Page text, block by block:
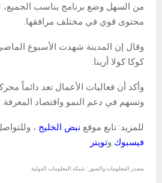
من السهل وضع برنامج يناسب الجميع،
محتوى قوي في مختلف مرافقها.
وقال إن المدينة شهدت الأسبوع
كوكا كولا أرينا.
وأكد أن فعاليات الأعمال تعد دائماً
وتسهم في دعم النمو واقتصاد المعرفة.
للمزيد: تابع موقع نبض الخليج ،
فيسبوك وتويتر
مصدر المعلومات والصور : شبكة المعلومات الدولية